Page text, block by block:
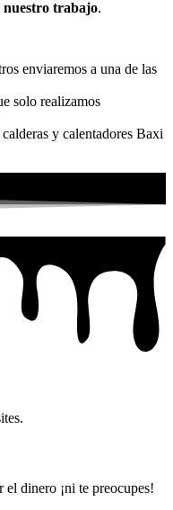
nuestro trabajo.
enviaremos a una de las
solo realizamos
y calentadores Baxi
el dinero ¡ni te preocupes!